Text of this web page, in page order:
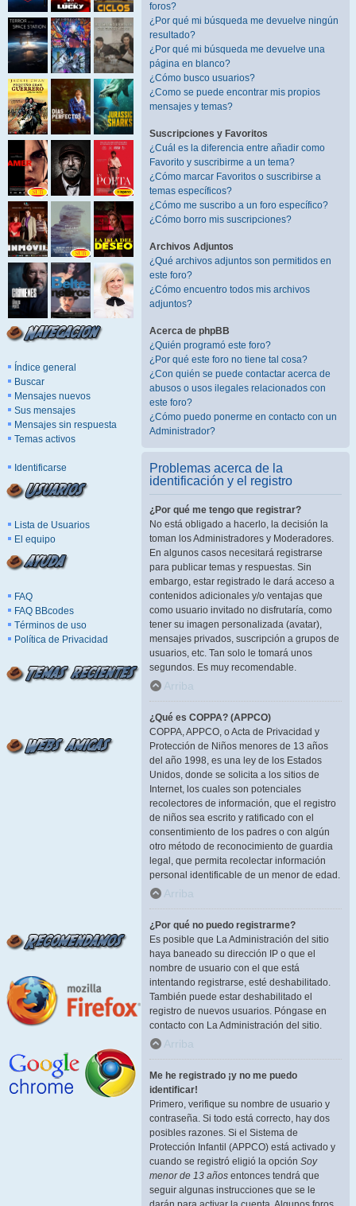
Índice general
Buscar
Mensajes nuevos
Sus mensajes
Mensajes sin respuesta
Temas activos
Identificarse
Lista de Usuarios
El equipo
FAQ
FAQ BBcodes
Términos de uso
Política de Privacidad
foros?
¿Por qué mi búsqueda me devuelve ningún
resultado?
¿Por qué mi búsqueda me devuelve una
página en blanco?
¿Cómo busco usuarios?
¿Como se puede encontrar mis propios
mensajes y temas?
Suscripciones y Favoritos
¿Cuál es la diferencia entre añadir como
Favorito y suscribirme a un tema?
¿Cómo marcar Favoritos o suscribirse a
temas específicos?
¿Cómo me suscribo a un foro específico?
¿Cómo borro mis suscripciones?
Archivos Adjuntos
¿Qué archivos adjuntos son permitidos en
este foro?
¿Cómo encuentro todos mis archivos
adjuntos?
Acerca de phpBB
¿Quién programó este foro?
¿Por qué este foro no tiene tal cosa?
¿Con quién se puede contactar acerca de
abusos o usos ilegales relacionados con
este foro?
¿Cómo puedo ponerme en contacto con un
Administrador?
Problemas acerca de la
identificación y el registro
¿Por qué me tengo que registrar?
No está obligado a hacerlo, la decisión la
toman los Administradores y Moderadores.
En algunos casos necesitará registrarse
para publicar temas y respuestas. Sin
embargo, estar registrado le dará acceso a
contenidos adicionales y/o ventajas que
como usuario invitado no disfrutaría, como
tener su imagen personalizada (avatar),
mensajes privados, suscripción a grupos de
usuarios, etc. Tan solo le tomará unos
segundos. Es muy recomendable.
Arriba
¿Qué es COPPA? (APPCO)
COPPA, APPCO, o Acta de Privacidad y
Protección de Niños menores de 13 años
del año 1998, es una ley de los Estados
Unidos, donde se solicita a los sitios de
Internet, los cuales son potenciales
recolectores de información, que el registro
de niños sea escrito y ratificado con el
consentimiento de los padres o con algún
otro método de reconocimiento de guardia
legal, que permita recolectar información
personal identificable de un menor de edad.
Arriba
¿Por qué no puedo registrarme?
Es posible que La Administración del sitio
haya baneado su dirección IP o que el
nombre de usuario con el que está
intentando registrarse, esté deshabilitado.
También puede estar deshabilitado el
registro de nuevos usuarios. Póngase en
contacto con La Administración del sitio.
Arriba
Me he registrado ¡y no me puedo
identificar!
Primero, verifique su nombre de usuario y
contraseña. Si todo está correcto, hay dos
posibles razones. Si el Sistema de
Protección Infantil (APPCO) está activado y
cuando se registró eligió la opción Soy
menor de 13 años entonces tendrá que
seguir algunas instrucciones que se le